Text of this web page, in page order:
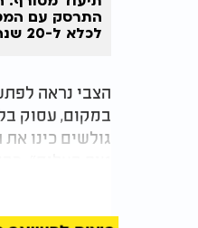
התרסק עם
לכלא ל-20 שנה
הצבי נראה
במקום, עסוק
גולשים כינו
טיפ בעלים״.
לצד ההומור,